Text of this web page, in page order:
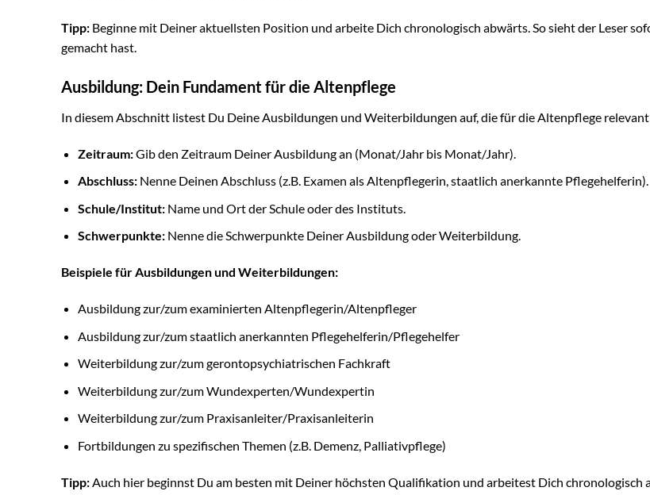
Tipp: Beginne mit Deiner aktuellsten Position und arbeite Dich chronologisch abwärts. So sieht der Leser
gemacht hast.
Ausbildung: Dein Fundament für die Altenpflege
In diesem Abschnitt listest Du Deine Ausbildungen und Weiterbildungen auf, die für die Altenpflege
Zeitraum:Gib den Zeitraum Deiner Ausbildung an (Monat/Jahr bis Monat/Jahr).
Abschluss:Nenne Deinen Abschluss (z.B. Examen als Altenpflegerin, staatlich anerkannte Pflegehelferin).
Schule/Institut:Name und Ort der Schule oder des Instituts.
Schwerpunkte:Nenne die Schwerpunkte Deiner Ausbildung oder Weiterbildung.
Beispiele für Ausbildungen und Weiterbildungen:
Ausbildung zur/zum examinierten Altenpflegerin/Altenpfleger
Ausbildung zur/zum staatlich anerkannten Pflegehelferin/Pflegehelfer
Weiterbildung zur/zum gerontopsychiatrischen Fachkraft
Weiterbildung zur/zum Wundexperten/Wundexpertin
Weiterbildung zur/zum Praxisanleiter/Praxisanleiterin
Fortbildungen zu spezifischen Themen (z.B. Demenz, Palliativpflege)
Tipp:Auch hier beginnst Du am besten mit Deiner höchsten Qualifikation und arbeitest Dich chronologisch